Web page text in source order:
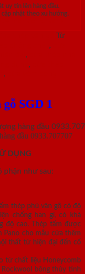
uy tín lên hàng đầu.
nhật theo xu hướng.
Từ
,
,
,
,
SGD 1
đầu 0933.707707
DỤNG
phận như sau:
thép phủ vân gỗ có độ
chống han gỉ, có khả
độ cao. Thép tấm được
Pano cho mẫu cửa thêm
thất từ hiện đại đến cổ
từ chất liệu Honeycomb
bông thủy tinh